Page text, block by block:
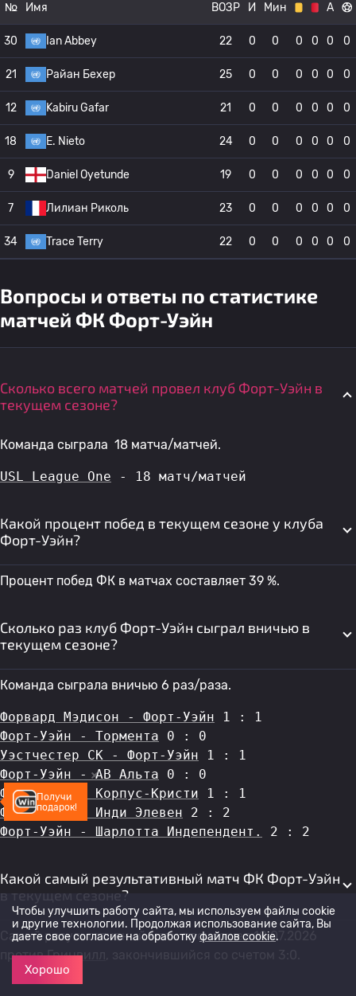
№ Имя ВОЗР И Мин А
30 Ian Abbey 22 0 0 0 0 0 0
21 Райан Бехер 25 0 0 0 0 0 0
12 Kabiru Gafar 21 0 0 0 0 0 0
18 E. Nieto 24 0 0 0 0 0 0
9 Daniel Oyetunde 19 0 0 0 0 0 0
7 Лилиан Риколь 23 0 0 0 0 0 0
34 Trace Terry 22 0 0 0 0 0 0
Вопросы и ответы по статистике
матчей ФК Форт-Уэйн
Сколько всего матчей провел клуб Форт-Уэйн в
текущем сезоне?
Команда сыграла 18 матча/матчей.
USL League One - 18 матч/матчей
Какой процент побед в текущем сезоне у клуба
Форт-Уэйн?
Процент побед ФК в матчах составляет 39 %.
Сколько раз клуб Форт-Уэйн сыграл вничью в
текущем сезоне?
Команда сыграла вничью 6 раз/раза.
Форвард Мэдисон - Форт-Уэйн 1 : 1
Форт-Уэйн - Тормента 0 : 0
Уэстчестер СК - Форт-Уэйн 1 : 1
Форт-Уэйн - АВ Альта 0 : 0
Форт-Уэйн - Корпус-Кристи 1 : 1
Форт-Уэйн - Инди Элевен 2 : 2
Форт-Уэйн - Шарлотта Индепендент.
2 : 2
Какой самый результативный матч ФК Форт-Уэйн
в текущем сезоне?
Самый результативный матч произошел 18.07.2026
противГринвилл
Получи
подарок!
Чтобы улучшить работу сайта, мы используем файлы cookie
и другие технологии. Продолжая использование сайта, Вы
даете свое согласие на обработкуфайлов cookie.
Хорошо